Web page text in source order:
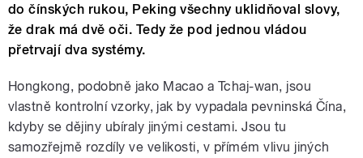
do čínských rukou, Peking všechny uklidňoval slovy,
že drak má dvě oči. Tedy že pod jednou vládou
přetrvají dva systémy.
Hongkong, podobně jako Macao a Tchaj-wan, jsou
vlastně kontrolní vzorky, jak by vypadala pevninská Čína,
kdyby se dějiny ubíraly jinými cestami. Jsou tu
samozřejmě rozdíly ve velikosti, v přímém vlivu jiných